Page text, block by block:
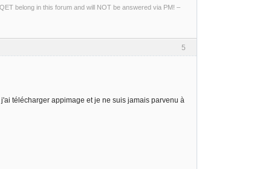
belong in this forum and will NOT be answered via PM! –
5
télécharger appimage et je ne suis jamais parvenu à